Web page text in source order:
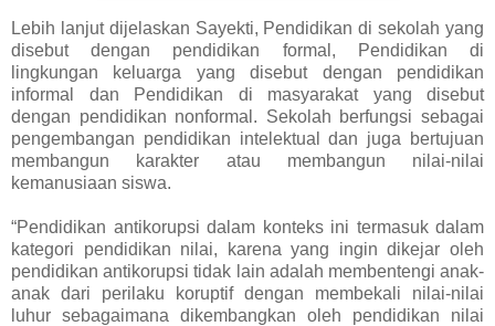
Lebih lanjut dijelaskan Sayekti, Pendidikan di sekolah yang
disebut dengan pendidikan formal, Pendidikan di
lingkungan keluarga yang disebut dengan pendidikan
informal dan Pendidikan di masyarakat yang disebut
dengan pendidikan nonformal. Sekolah berfungsi sebagai
pengembangan pendidikan intelektual dan juga bertujuan
membangun karakter atau membangun nilai-nilai
kemanusiaan siswa.
“Pendidikan antikorupsi dalam konteks ini termasuk dalam
kategori pendidikan nilai, karena yang ingin dikejar oleh
pendidikan antikorupsi tidak lain adalah membentengi anak-
anak dari perilaku koruptif dengan membekali nilai-nilai
luhur sebagaimana dikembangkan oleh pendidikan nilai